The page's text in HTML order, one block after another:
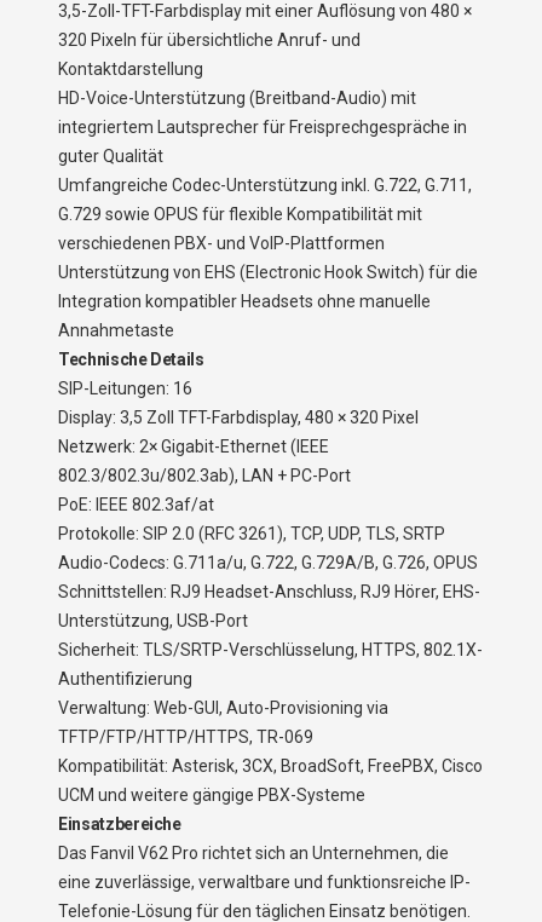
3,5-Zoll-TFT-Farbdisplay mit einer Auflösung von 480 ×
320 Pixeln für übersichtliche Anruf- und
Kontaktdarstellung
HD-Voice-Unterstützung (Breitband-Audio) mit
integriertem Lautsprecher für Freisprechgespräche in
guter Qualität
Umfangreiche Codec-Unterstützung inkl. G.722, G.711,
G.729 sowie OPUS für flexible Kompatibilität mit
verschiedenen PBX- und VoIP-Plattformen
Unterstützung von EHS (Electronic Hook Switch) für die
Integration kompatibler Headsets ohne manuelle
Annahmetaste
Technische Details
SIP-Leitungen: 16
Display: 3,5 Zoll TFT-Farbdisplay, 480 × 320 Pixel
Netzwerk: 2× Gigabit-Ethernet (IEEE
802.3/802.3u/802.3ab), LAN + PC-Port
PoE: IEEE 802.3af/at
Protokolle: SIP 2.0 (RFC 3261), TCP, UDP, TLS, SRTP
Audio-Codecs: G.711a/u, G.722, G.729A/B, G.726, OPUS
Schnittstellen: RJ9 Headset-Anschluss, RJ9 Hörer, EHS-
Unterstützung, USB-Port
Sicherheit: TLS/SRTP-Verschlüsselung, HTTPS, 802.1X-
Authentifizierung
Verwaltung: Web-GUI, Auto-Provisioning via
TFTP/FTP/HTTP/HTTPS, TR-069
Kompatibilität: Asterisk, 3CX, BroadSoft, FreePBX, Cisco
UCM und weitere gängige PBX-Systeme
Einsatzbereiche
Das Fanvil V62 Pro richtet sich an Unternehmen, die
eine zuverlässige, verwaltbare und funktionsreiche IP-
Telefonie-Lösung für den täglichen Einsatz benötigen.